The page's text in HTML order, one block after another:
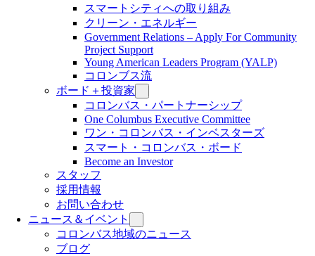
スマートシティへの取り組み
クリーン・エネルギー
Government Relations – Apply For Community
Project Support
Young American Leaders Program (YALP)
コロンブス流
ボード＋投資家
コロンバス・パートナーシップ
One Columbus Executive Committee
ワン・コロンバス・インベスターズ
スマート・コロンバス・ボード
Become an Investor
スタッフ
採用情報
お問い合わせ
ニュース＆イベント
コロンバス地域のニュース
ブログ